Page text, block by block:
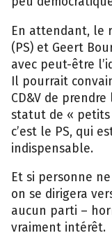
En attendant, le
(PS) et Geert
avec peut-être
Il pourrait
CD&V de
statut de «
c’est le PS, qui
indispensable.
Et si personne
on se dirigera
aucun parti –
vraiment intérêt.